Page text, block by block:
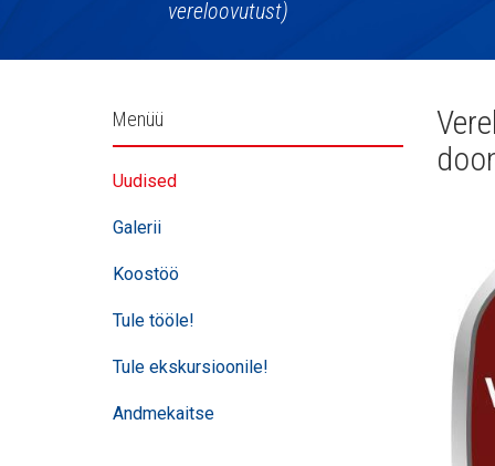
Regionaalhaigla
Verekeskus
vereloovutust)
Külgpaani
navigatsioon
Menüü
Uudised
Galerii
Koostöö
Tule tööle!
Tule ekskursioonile!
Andmekaitse